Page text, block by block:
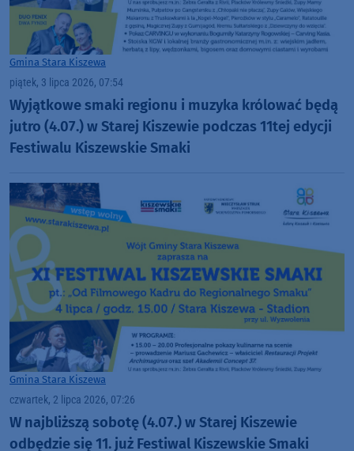
Gmina Stara Kiszewa
piątek, 3 lipca 2026, 07:54
Wyjątkowe smaki regionu i muzyka królować będą
jutro (4.07.) w Starej Kiszewie podczas 11tej edycji
Festiwalu Kiszewskie Smaki
Gmina Stara Kiszewa
czwartek, 2 lipca 2026, 07:26
W najbliższą sobotę (4.07.) w Starej Kiszewie
odbędzie się 11. już Festiwal Kiszewskie Smaki